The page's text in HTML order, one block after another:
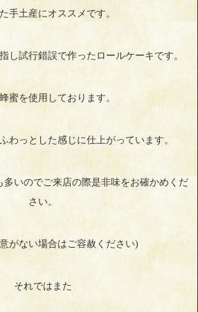
手土産にオススメです。
し試行錯誤で作ったロールケーキです。
蜜を使用しております。
わっとした感じに仕上がっています。
多いのでご来店の際是非味をお確かめくだ
さい。
がない場合はご容赦ください)
それではまた